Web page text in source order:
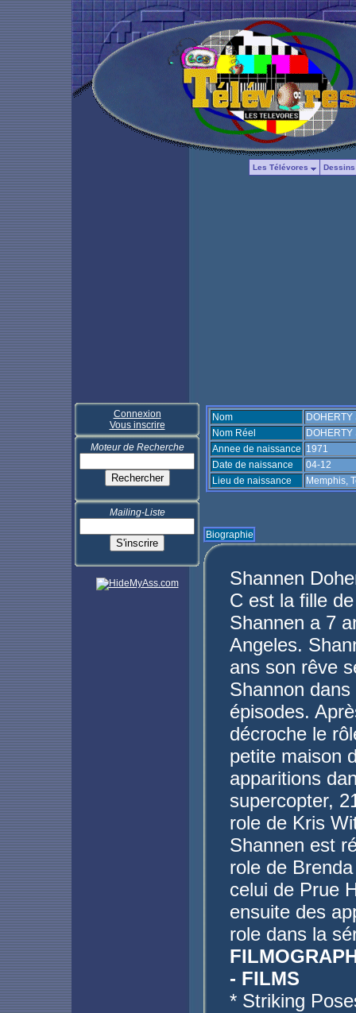
Les Télévores
Connexion
Vous inscrire
Moteur de Recherche
Mailing-Liste
Nom
Nom Réel
Annee de naissance 1971
Date de naissance
04-12
Lieu de naissance
Memphis,
Biographie
Shannen
C est la fille
Shannen a 7
Angeles.
ans son rêve
Shannon
épisodes.
décroche le
petite maison
apparitions
supercopter,
role de Kris
Shannen est
role de
celui de Prue
ensuite des
role dans la
- FILMS
* Striking